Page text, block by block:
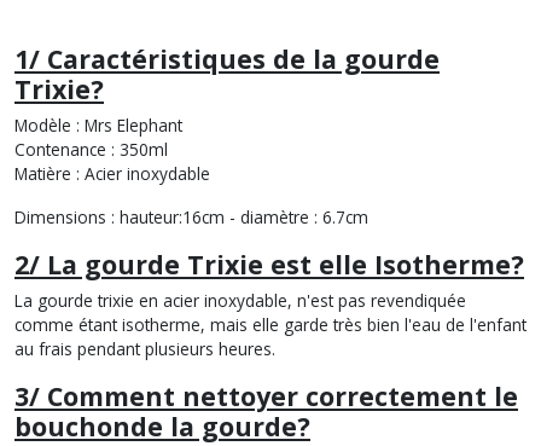
1/ Caractéristiques de la gourde
Trixie?
Modèle : Mrs Elephant
Contenance : 350ml
Matière : Acier inoxydable
Dimensions : hauteur:16cm - diamètre : 6.7cm
2/ La gourde Trixie est elle Isotherme?
La gourde trixie en acier inoxydable, n'est pas revendiquée
comme étant isotherme, mais elle garde très bien l'eau de l'enfant
au frais pendant plusieurs heures.
3/ Comment nettoyer correctement le
bouchonde la gourde?